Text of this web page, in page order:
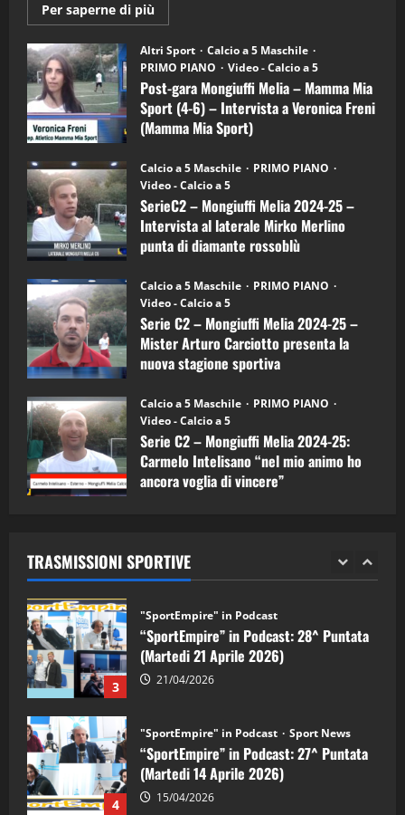
Per saperne di più
informazioni
Post-
gara
Mongiuffi
Melia
–
Mamma
Mia
Sport
6)
–
Intervista
a
mister
Arturo
Carciotto
(Mongiuffi
Altri Sport
Calcio a 5 Maschile
PRIMO PIANO
Video - Calcio a 5
Post-gara Mongiuffi Melia – Mamma Mia
Sport (4-6) – Intervista a Veronica Freni
(Mamma Mia Sport)
Calcio a 5 Maschile
PRIMO PIANO
Video - Calcio a 5
SerieC2 – Mongiuffi Melia 2024-25 –
Intervista al laterale Mirko Merlino
punta di diamante rossoblù
Calcio a 5 Maschile
PRIMO PIANO
Video - Calcio a 5
Serie C2 – Mongiuffi Melia 2024-25 –
Mister Arturo Carciotto presenta la
nuova stagione sportiva
Calcio a 5 Maschile
PRIMO PIANO
Video - Calcio a 5
Serie C2 – Mongiuffi Melia 2024-25:
Carmelo Intelisano “nel mio animo ho
ancora voglia di vincere”
TRASMISSIONI SPORTIVE
3
"SportEmpire" in Podcast
“SportEmpire” in Podcast: 28^ Puntata
(Martedi 21 Aprile 2026)
21/04/2026
4
“SportEmpire” in Podcast: 27^ Puntata
(Martedi 14 Aprile 2026)
15/04/2026
5
“SportEmpire” in Podcast: 26^ Puntata
(Martedi 07 Aprile 2026)
08/04/2026
1
“SportEmpire” in Podcast: 30^ Puntata
(Martedi 05 Maggio 2026)
08/05/2026
2 28/04/2026
3
"SportEmpire" in Podcast
“SportEmpire” in Podcast: 28^ Puntata
(Martedi 21 Aprile 2026)
21/04/2026
4
"SportEmpire" in Podcast Sport News
“SportEmpire” in Podcast: 27^ Puntata
(Martedi 14 Aprile 2026)
15/04/2026